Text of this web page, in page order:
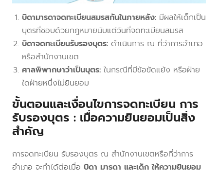
บิดามารดาจดทะเบียนสมรสกันในภายหลัง: มีผลให้เด็กเป็น
บุตรที่ชอบด้วยกฎหมายนับแต่วันที่จดทะเบียนสมรส
บิดาจดทะเบียนรับรองบุตร: ดำเนินการ ณ ที่ว่าการอำเภอ
หรือสำนักงานเขต
ศาลพิพากษาว่าเป็นบุตร: ในกรณีที่มีข้อขัดแย้ง หรือฝ่าย
ใดฝ่ายหนึ่งไม่ยินยอม
ขั้นตอนและเงื่อนไขการจดทะเบียน การ
รับรองบุตร : เมื่อความยินยอมเป็นสิ่ง
สำคัญ
การจดทะเบียน รับรองบุตร ณ สำนักงานเขตหรือที่ว่าการ
อำเภอ จะทำได้ต่อเมื่อ บิดา มารดา และเด็ก ให้ความยินยอม